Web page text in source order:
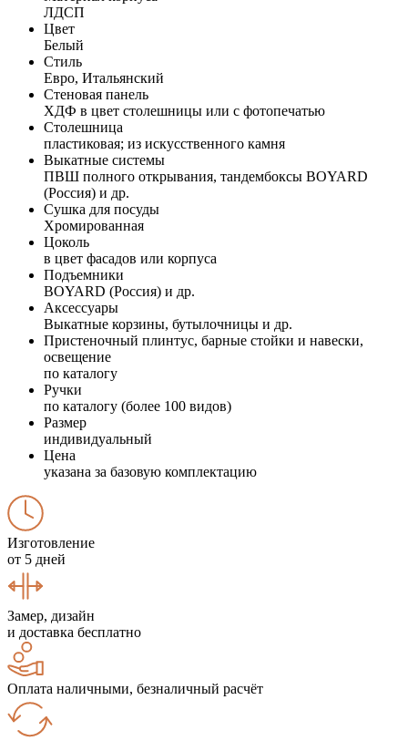
ЛДСП
Цвет
Белый
Стиль
Евро, Итальянский
Стеновая панель
ХДФ в цвет столешницы или с фотопечатью
Столешница
пластиковая; из искусственного камня
Выкатные системы
ПВШ полного открывания, тандембоксы BOYARD
(Россия) и др.
Сушка для посуды
Хромированная
Цоколь
в цвет фасадов или корпуса
Подъемники
BOYARD (Россия) и др.
Аксессуары
Выкатные корзины, бутылочницы и др.
Пристеночный плинтус, барные стойки и навески,
освещение
по каталогу
Ручки
по каталогу (более 100 видов)
Размер
индивидуальный
Цена
указана за базовую комплектацию
Изготовление
от 5 дней
Замер, дизайн
и доставка бесплатно
Оплата наличными, безналичный расчёт